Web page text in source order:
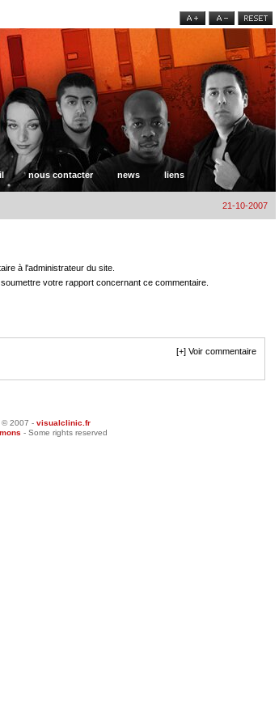
nous contacter news liens
21-10-2007
à l'administrateur du site.
votre rapport concernant ce commentaire.
[+] Voir commentaire
© 2007 - visualclinic.fr
- Some rights reserved